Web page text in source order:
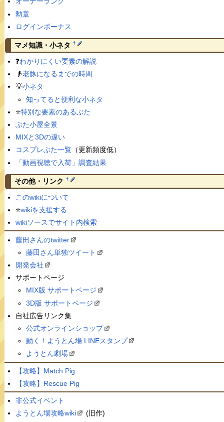
勲章
ログインボーナス
マメ知識・小ネタ †
❓わかりにくい要素の解説
👴老豚になるまでの時間
💡小ネタ
知ってると便利な小ネタ
⭐️特別な要素のあるぶた
ぶた小屋全景
MIXと3Dの違い
コスプレぶた一覧（更新頻度低）
「動画視聴で入荷」調査結果
その他・リンク †
このwikiについて
⭐️wikiを支援する
wikiソースでサイト内検索
藤田さんのtwitter
藤田さん単独ツイート
開発会社
サポートページ
MIX版 サポートページ
3D版 サポートページ
自社広告リンク集
公式オンラインショップ
動く！ようとん場 LINEスタンプ
ようとん劇場
【攻略】Match Pig
【攻略】Rescue Pig
非公式イベント
ようとん場攻略wiki
(旧作)